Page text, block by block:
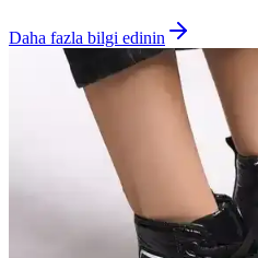
Daha fazla bilgi edinin